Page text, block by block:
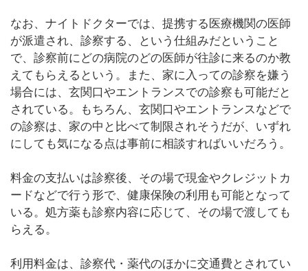
なお、ナイトドクターでは、提携する医療機関の医師
が派遣され、診察する、という仕組みだということ
で、診察前にどの病院のどの医師が往診に来るのか教
えてもらえるという。また、家に入っての診察を嫌う
場合には、玄関口やエントランスでの診察も可能だと
されている。もちろん、玄関口やエントランスなどで
の診察は、家の中と比べて制限されそうだが、いずれ
にしても気になる点は事前に相談すればいいだろう。
料金の支払いは診察後、その場で現金やクレジットカ
ードなどで行う形で、健康保険の利用も可能となって
いる。処方薬も診察内容に応じて、その場で渡しても
らえる。
利用料金は、診察代・薬代のほかに交通費とされてい